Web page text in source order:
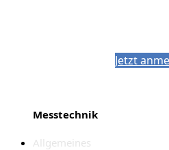
Jetzt
Messtechnik
Allgemeines